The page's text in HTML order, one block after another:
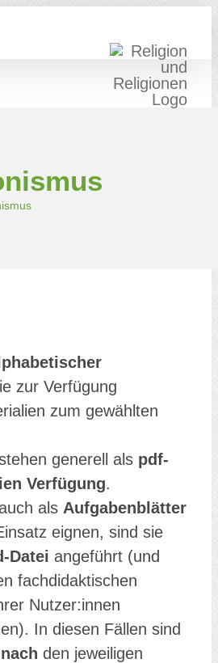
zur Verfügung
zum gewählten
generell als pdf-
Verfügung.
als Aufgabenblätter
eignen, sind sie
Datei angeführt (und
fachdidaktischen
Nutzer:innen
In diesen Fällen sind
nach den jeweiligen